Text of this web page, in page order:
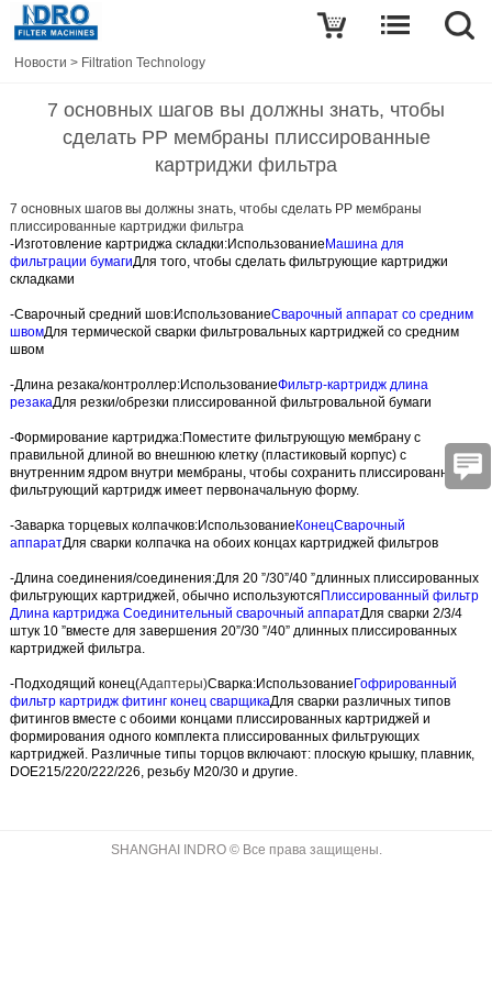
Новости > Filtration Technology
7 основных шагов вы должны знать, чтобы
сделать PP мембраны плиссированные
картриджи фильтра
7 основных шагов вы должны знать, чтобы сделать PP мембраны
плиссированные картриджи фильтра
-Изготовление картриджа складки:ИспользованиеМашина для
фильтрации бумагиДля того, чтобы сделать фильтрующие картриджи
складками
-Сварочный средний шов:ИспользованиеСварочный аппарат со средним
швомДля термической сварки фильтровальных картриджей со средним
швом
-Длина резака/контроллер:ИспользованиеФильтр-картридж длина
резакаДля резки/обрезки плиссированной фильтровальной бумаги
-Формирование картриджа:Поместите фильтрующую мембрану с
правильной длиной во внешнюю клетку (пластиковый корпус) с
внутренним ядром внутри мембраны, чтобы сохранить плиссированный
фильтрующий картридж имеет первоначальную форму.
-Заварка торцевых колпачков:ИспользованиеКонецСварочный
аппаратДля сварки колпачка на обоих концах картриджей фильтров
-Длина соединения/соединения:Для 20 ”/30”/40 ”длинных плиссированных
фильтрующих картриджей, обычно используютсяПлиссированный фильтр
Длина картриджа Соединительный сварочный аппаратДля сварки 2/3/4
штук 10 ”вместе для завершения 20”/30 ”/40” длинных плиссированных
картриджей фильтра.
-Подходящий конец(Адаптеры)Сварка:ИспользованиеГофрированный
фильтр картридж фитинг конец сварщикаДля сварки различных типов
фитингов вместе с обоими концами плиссированных картриджей и
формирования одного комплекта плиссированных фильтрующих
картриджей. Различные типы торцов включают: плоскую крышку, плавник,
DOE215/220/222/226, резьбу M20/30 и другие.
SHANGHAI INDRO © Все права защищены.